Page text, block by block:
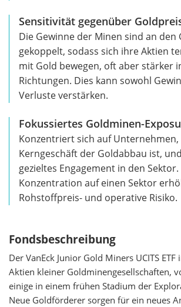
Sensitivität gegenüber
Die Gewinne der Minen sind an den
gekoppelt, sodass sich ihre Aktien
mit Gold bewegen, oft aber stärker
Richtungen. Dies kann sowohl
Verluste verstärken.
Fokussiertes Goldminen-
Konzentriert sich auf Unternehmen,
Kerngeschäft der Goldabbau ist,
gezieltes Engagement in den Sektor.
Konzentration auf einen Sektor
Rohstoffpreis- und operative Risiko.
Fondsbeschreibung
Der VanEck Junior Gold Miners UCITS
Aktien kleiner Goldminengesellschaften,
einige in einem frühen Stadium der
Neue Goldförderer sorgen für ein neues